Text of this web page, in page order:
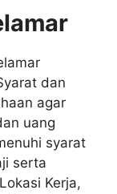
dan
agar
uang
syarat
serta
Kerja,